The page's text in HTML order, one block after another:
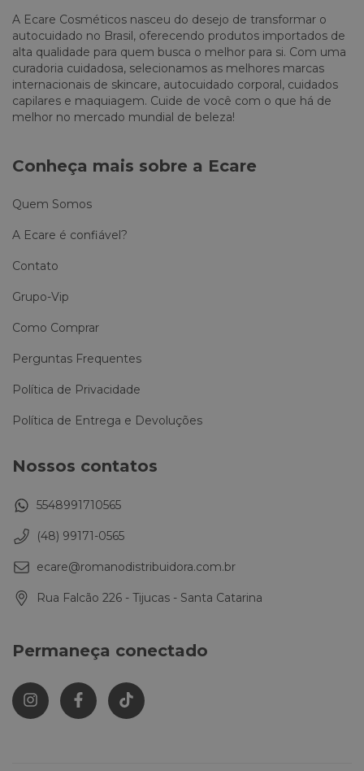
A Ecare Cosméticos nasceu do desejo de transformar o
autocuidado no Brasil, oferecendo produtos importados de
alta qualidade para quem busca o melhor para si. Com uma
curadoria cuidadosa, selecionamos as melhores marcas
internacionais de skincare, autocuidado corporal, cuidados
capilares e maquiagem. Cuide de você com o que há de
melhor no mercado mundial de beleza!
Conheça mais sobre a Ecare
Quem Somos
A Ecare é confiável?
Contato
Grupo-Vip
Como Comprar
Perguntas Frequentes
Política de Privacidade
Política de Entrega e Devoluções
Nossos contatos
5548991710565
(48) 99171-0565
ecare@romanodistribuidora.com.br
Rua Falcão 226 - Tijucas - Santa Catarina
Permaneça conectado